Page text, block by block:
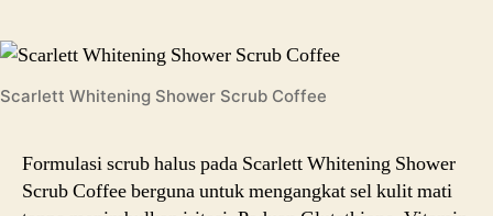
Scarlett Whitening Shower Scrub Coffee
Formulasi scrub halus pada Scarlett Whitening Shower
Scrub Coffee berguna untuk mengangkat sel kulit mati